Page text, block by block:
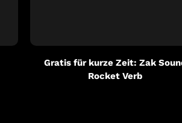
Gratis für kurze Zeit: Zak
Rocket Verb